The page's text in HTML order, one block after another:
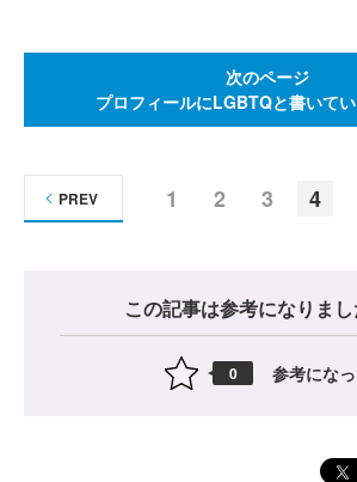
次のページ
プロフィールにLGBTQと書いて
1 2 3 4
PREV
この記事は参考になりまし
0 参考にな